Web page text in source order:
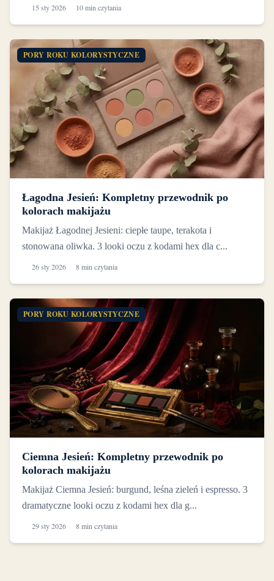
15 sty 2026 10 min czytania
PORY ROKU KOLORYSTYCZNE
Łagodna Jesień: Kompletny przewodnik po
kolorach makijażu
Makijaż Łagodnej Jesieni: ciepłe taupe, terakota i
stonowana oliwka. 3 looki oczu z kodami hex dla c...
26 sty 2026 8 min czytania
PORY ROKU KOLORYSTYCZNE
Ciemna Jesień: Kompletny przewodnik po
kolorach makijażu
Makijaż Ciemna Jesień: burgund, leśna zieleń i espresso. 3
dramatyczne looki oczu z kodami hex dla g...
29 sty 2026 8 min czytania